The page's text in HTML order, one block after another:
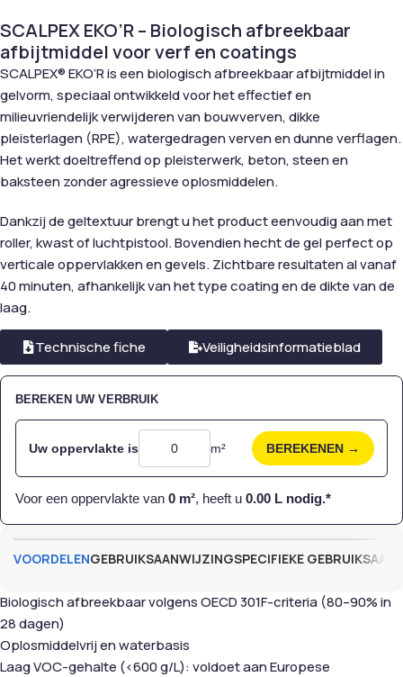
SCALPEX EKO’R – Biologisch afbreekbaar
afbijtmiddel voor verf en coatings
SCALPEX® EKO’R is een biologisch afbreekbaar afbijtmiddel in
gelvorm, speciaal ontwikkeld voor het effectief en
milieuvriendelijk verwijderen van bouwverven, dikke
pleisterlagen (RPE), watergedragen verven en dunne verflagen.
Het werkt doeltreffend op pleisterwerk, beton, steen en
baksteen zonder agressieve oplosmiddelen.
Dankzij de geltextuur brengt u het product eenvoudig aan met
roller, kwast of luchtpistool. Bovendien hecht de gel perfect op
verticale oppervlakken en gevels. Zichtbare resultaten al vanaf
40 minuten, afhankelijk van het type coating en de dikte van de
laag.
Technische fiche Veiligheidsinformatieblad
BEREKEN UW VERBRUIK
Uw oppervlakte is m² BEREKENEN →
Voor een oppervlakte van 0 m², heeft u 0.00 L nodig.*
VOORDELENGEBRUIKSAANWIJZINGSPECIFIEKE
Biologisch afbreekbaar volgens OECD 301F-criteria (80–90% in
28 dagen)
Oplosmiddelvrij en waterbasis
Laag VOC-gehalte (<600 g/L): voldoet aan Europese